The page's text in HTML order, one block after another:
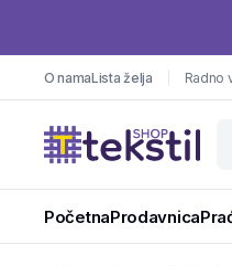
O namaLista želja Radno
PočetnaProdavnica